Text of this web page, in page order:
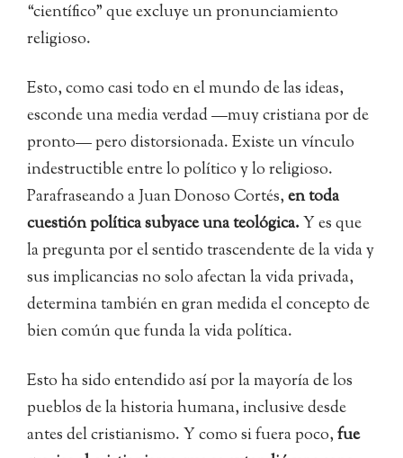
“científico” que excluye un pronunciamiento
religioso.
Esto, como casi todo en el mundo de las ideas,
esconde una media verdad —muy cristiana por de
pronto— pero distorsionada. Existe un vínculo
indestructible entre lo político y lo religioso.
Parafraseando a Juan Donoso Cortés,en toda
cuestión política subyace una teológica.Y es que
la pregunta por el sentido trascendente de la vida y
sus implicancias no solo afectan la vida privada,
determina también en gran medida el concepto de
bien común que funda la vida política.
Esto ha sido entendido así por la mayoría de los
pueblos de la historia humana, inclusive desde
antes del cristianismo. Y como si fuera poco,fue